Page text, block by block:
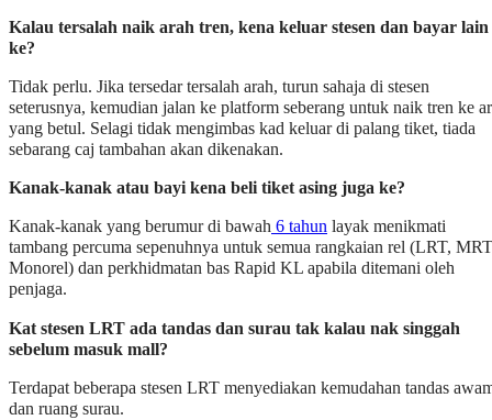
Kalau tersalah naik arah tren, kena keluar stesen dan bayar lain
ke?
Tidak perlu. Jika tersedar tersalah arah, turun sahaja di stesen
seterusnya, kemudian jalan ke platform seberang untuk naik tren ke
yang betul. Selagi tidak mengimbas kad keluar di palang tiket, tiada
sebarang caj tambahan akan dikenakan.
Kanak-kanak atau bayi kena beli tiket asing juga ke?
Kanak-kanak yang berumur di bawah 6 tahun layak menikmati
tambang percuma sepenuhnya untuk semua rangkaian rel (LRT,
Monorel) dan perkhidmatan bas Rapid KL apabila ditemani oleh
penjaga.
Kat stesen LRT ada tandas dan surau tak kalau nak singgah
sebelum masuk mall?
Terdapat beberapa stesen LRT menyediakan kemudahan tandas
dan ruang surau.